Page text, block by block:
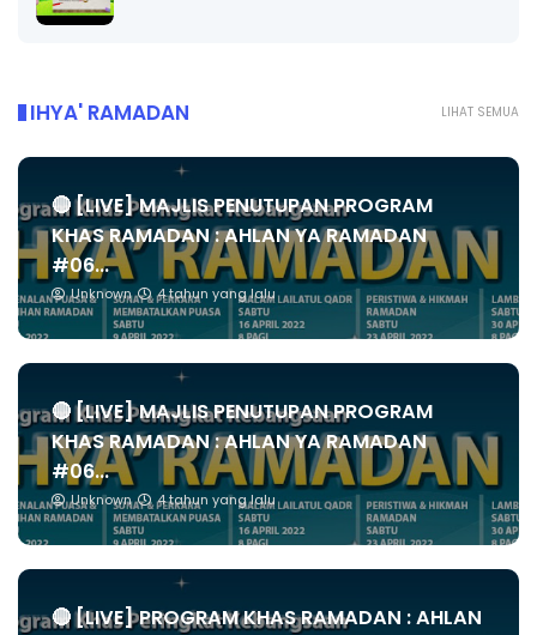
LIHAT SEMUA
IHYA' RAMADAN
🔴 [LIVE] MAJLIS PENUTUPAN PROGRAM
KHAS RAMADAN : AHLAN YA RAMADAN
#06...
Unknown 4 tahun yang lalu
🔴 [LIVE] MAJLIS PENUTUPAN PROGRAM
KHAS RAMADAN : AHLAN YA RAMADAN
#06...
Unknown 4 tahun yang lalu
🔴 [LIVE] PROGRAM KHAS RAMADAN : AHLAN